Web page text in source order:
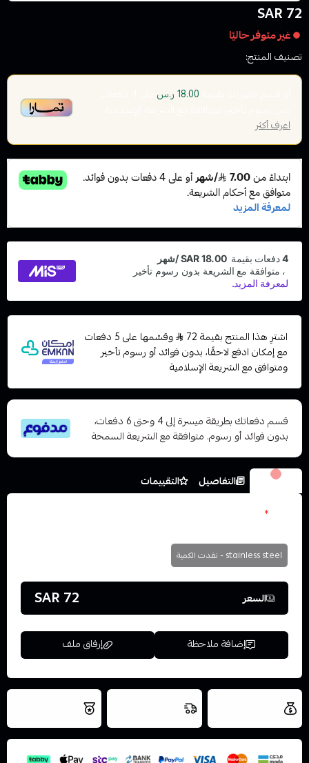
72 SAR
غير متوفر حاليًا
تصنيف المنتج:
18.00 ر.س
اعرف أكثر
اشترِ هذا المنتج بقيمة 72
وقسّمها على 5 دفعات
مع إمكان ادفع لاحقًا، بدون فوائد أو رسوم تأخير
ومتوافق مع الشريعة الإسلامية
قسم دفعاتك بطريقة ميسرة إلى 4 وحتى 6 دفعات،
بدون فوائد أو رسوم. متوافقة مع الشريعة السمحة
الخيارات التفاصيل
التقييمات
*
stainless steel - نفدت الكمية
السعر 72 SAR
إضافة ملاحظة إرفاق ملف
اسحب و افلت الملف هنا
استعراض
نتميز بلجودة